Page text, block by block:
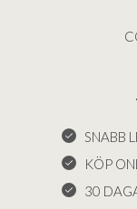
SNABB
KÖP
30